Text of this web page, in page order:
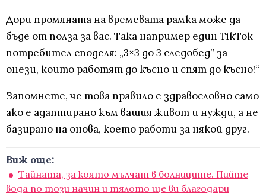
Дори промяната на времевата рамка може да
бъде от полза за вас. Така например един TikTok
потребител споделя: „3×3 до 3 следобед” за
онези, които работят до късно и спят до късно!“
Запомнете, че това правило е здравословно само
ако е адаптирано към вашия живот и нужди, а не
базирано на онова, което работи за някой друг.
Виж още:
Тайната, за която мълчат в болниците. Пийте
вода по този начин и тялото ще ви благодари